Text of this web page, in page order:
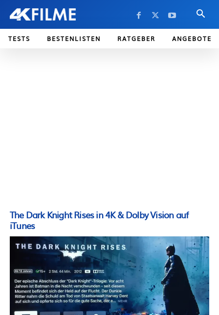
TESTS BESTENLISTEN RATGEBER ANGEBOTE
The Dark Knight Rises in 4K & Dolby Vision auf
iTunes